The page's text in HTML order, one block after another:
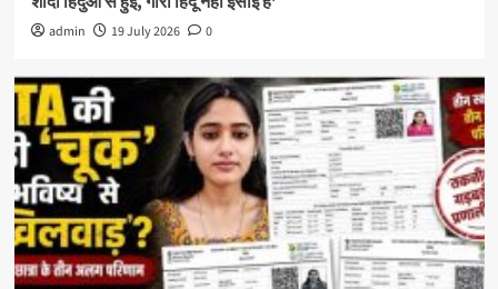
admin 19 July 2026 0